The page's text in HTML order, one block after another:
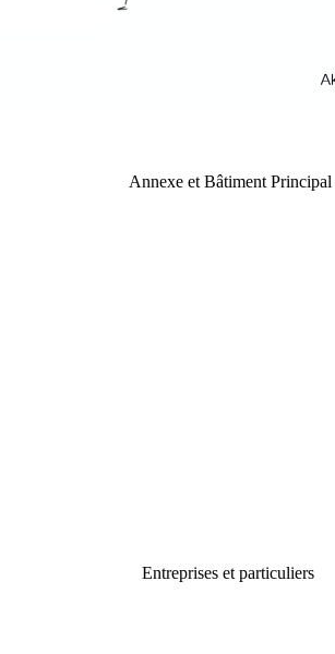
Annexe et Bâtiment Principal
Entreprises et particuliers